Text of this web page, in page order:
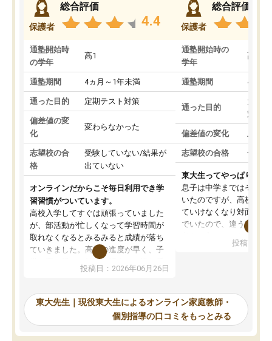
保護者
総合評価
4.4
通塾開始時
の学年
高1
通塾期間 4ヵ月～1年未満
通った目的 定期テスト対策
偏差値の変
化
変わらなかった
志望校の合
格
受験していない/結果が
出ていない
オンラインだからこそ毎日利用でき学
習習慣がついています。
高校入学してすぐは頑張っていました
が、部活動が忙しくなって学習時間が
取れなくなるとみるみると成績が落ち
ていきました。高校の進度が早く、子
供も家に帰って勉強の話すると嫌な反
応を示します。東大先生にお願いして
れるので、親としても安心です。毎日
使える自習室とかもあり、わからない
ところがあれば先生が回答してくれる
のも重宝しています。
投稿日：2026年06月26日
保護者
総合評価
通塾開始時の
学年
高3
通塾期間 4ヵ月
通った目的
大学
対策
偏差値の変化 上が
志望校の合格 合格
東大生ってやっぱりすご
息子は中学まではそこそ
いたのですが、高校に入
ていけなくなり対面の塾
でいたので、違うアプロ
で、当初は模試でD判定
自習室が毎日使えていつ
るのが心強かったよう
謝です。
投稿日：
東大先生｜現役東大生によるオンライン家庭教師・
個別指導の口コミをもっとみる